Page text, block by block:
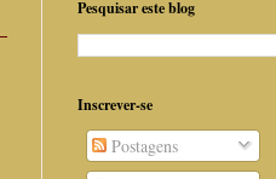
Pesquisar este blog
Inscrever-se
Postagens